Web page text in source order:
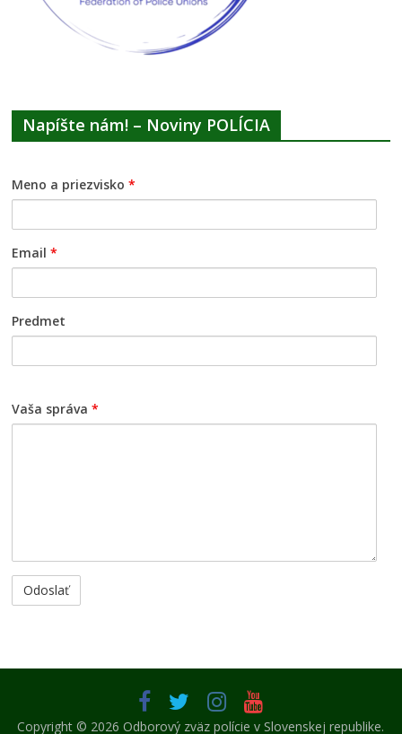
Napíšte nám! – Noviny POLÍCIA
Meno a priezvisko*
Email*
Predmet
Vaša správa*
Copyright © 2026Odborový zväz polície v Slovenskej republike.